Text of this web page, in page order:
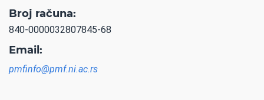
Broj računa:
840-0000032807845-68
Email:
pmfinfo@pmf.ni.ac.rs